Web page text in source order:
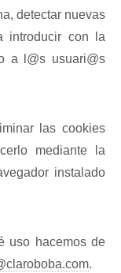
detectar nuevas
introducir con la
a l@s usuari@s
las cookies
mediante la
instalado
uso hacemos de
.